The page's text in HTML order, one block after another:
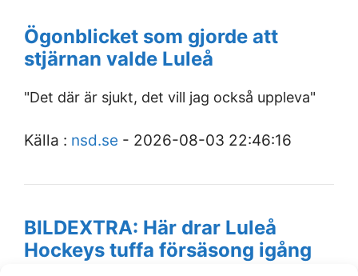
Ögonblicket som gjorde att
stjärnan valde Luleå
"Det där är sjukt, det vill jag också uppleva"
Källa : nsd.se - 2026-08-03 22:46:16
BILDEXTRA: Här drar Luleå
Hockeys tuffa försäsong igång